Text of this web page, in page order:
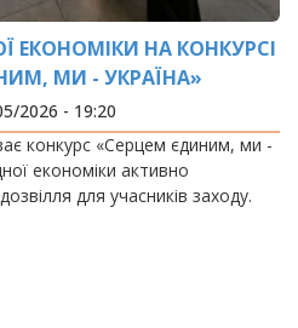
ЕКОНОМІКИ НА КОНКУРСІ
МИ - УКРАЇНА»
2026 - 19:20
конкурс «Серцем єдиним, ми -
економіки активно
для учасників заходу.